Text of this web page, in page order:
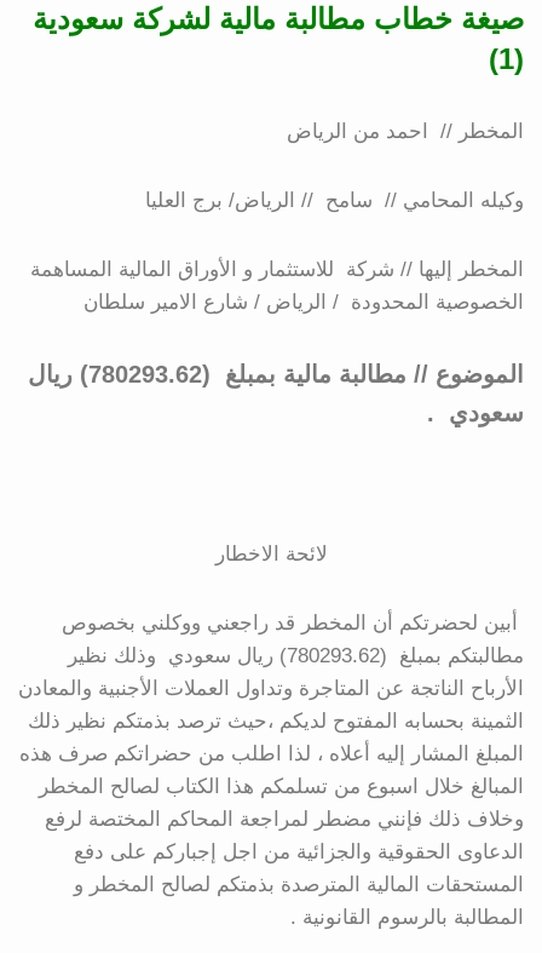
صيغة خطاب مطالبة مالية لشركة سعودية
(1)
المخطر // احمد من الرياض
وكيله المحامي // سامح // الرياض/ برج العليا
المخطر إليها // شركة للاستثمار و الأوراق المالية المساهمة
الخصوصية المحدودة / الرياض / شارع الامير سلطان
الموضوع // مطالبة مالية بمبلغ (780293.62) ريال
سعودي .
لائحة الاخطار
أبين لحضرتكم أن المخطر قد راجعني ووكلني بخصوص
مطالبتكم بمبلغ (780293.62) ريال سعودي وذلك نظير
الأرباح الناتجة عن المتاجرة وتداول العملات الأجنبية والمعادن
الثمينة بحسابه المفتوح لديكم ،حيث ترصد بذمتكم نظير ذلك
المبلغ المشار إليه أعلاه ، لذا اطلب من حضراتكم صرف هذه
المبالغ خلال اسبوع من تسلمكم هذا الكتاب لصالح المخطر
وخلاف ذلك فإنني مضطر لمراجعة المحاكم المختصة لرفع
الدعاوى الحقوقية والجزائية من اجل إجباركم على دفع
المستحقات المالية المترصدة بذمتكم لصالح المخطر و
المطالبة بالرسوم القانونية .